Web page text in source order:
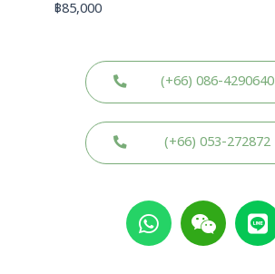
฿85,000
(+66) 086-4290640
(+66) 053-272872
W
h
a
W
e
i
L
i
n